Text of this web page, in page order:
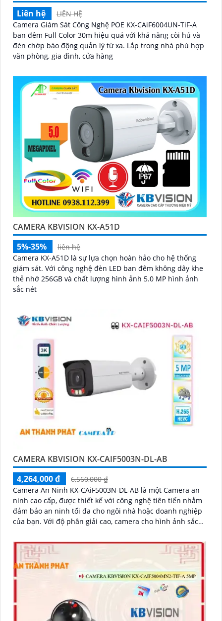
Liên hệ
LIÊN HỆ
Camera Giám Sát Công Nghệ POE KX-CAiF6004UN-TiF-A
ban đêm Full Color 30m hiệu quả với khả năng còi hú và
đèn chớp báo động quản lý từ xa. Lắp trong nhà phù hợp
văn phòng, gia đình, cửa hàng
CAMERA KBVISION KX-A51D
5%-35%
liên hệ
Camera KX-A51D là sự lựa chọn hoàn hảo cho hệ thống
giám sát. Với công nghệ đèn LED ban đêm không dây khe
thẻ nhớ 256GB và chất lượng hình ảnh 5.0 MP hình ảnh
sắc nét
CAMERA KBVISION KX-CAIF5003N-DL-AB
4,264,000 ₫
6,560,000 ₫
Camera An Ninh KX-CAiF5003N-DL-AB là một Camera an
ninh cao cấp, được thiết kế với công nghệ tiên tiến nhằm
đảm bảo an ninh tối đa cho ngôi nhà hoặc doanh nghiệp
của bạn. Với độ phân giải cao, camera cho hình ảnh sắc